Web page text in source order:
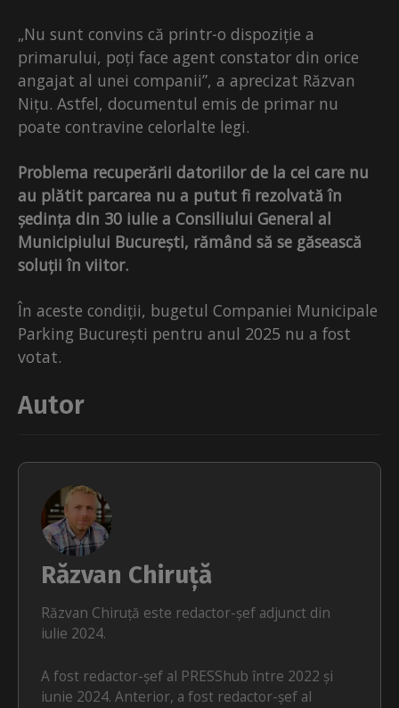
„Nu sunt convins că printr-o dispoziție a
primarului, poți face agent constator din orice
angajat al unei companii”, a aprecizat Răzvan
Nițu. Astfel, documentul emis de primar nu
poate contravine celorlalte legi.
Problema recuperării datoriilor de la cei care nu
au plătit parcarea nu a putut fi rezolvată în
ședința din 30 iulie a Consiliului General al
Municipiului București, rămând să se găsească
soluții în viitor.
În aceste condiții, bugetul Companiei Municipale
Parking București pentru anul 2025 nu a fost
votat.
Autor
Răzvan Chiruță
Răzvan Chiruță este redactor-șef adjunct din
iulie 2024.
A fost redactor-șef al PRESShub între 2022 și
iunie 2024. Anterior, a fost redactor-șef al